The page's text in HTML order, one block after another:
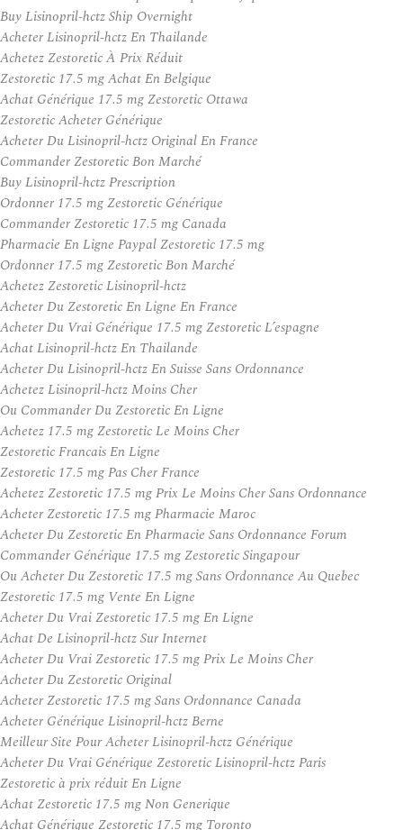
Buy Lisinopril-hctz Ship Overnight
Acheter Lisinopril-hctz En Thailande
Achetez Zestoretic À Prix Réduit
Zestoretic 17.5 mg Achat En Belgique
Achat Générique 17.5 mg Zestoretic Ottawa
Zestoretic Acheter Générique
Acheter Du Lisinopril-hctz Original En France
Commander Zestoretic Bon Marché
Buy Lisinopril-hctz Prescription
Ordonner 17.5 mg Zestoretic Générique
Commander Zestoretic 17.5 mg Canada
Pharmacie En Ligne Paypal Zestoretic 17.5 mg
Ordonner 17.5 mg Zestoretic Bon Marché
Achetez Zestoretic Lisinopril-hctz
Acheter Du Zestoretic En Ligne En France
Acheter Du Vrai Générique 17.5 mg Zestoretic L’espagne
Achat Lisinopril-hctz En Thailande
Acheter Du Lisinopril-hctz En Suisse Sans Ordonnance
Achetez Lisinopril-hctz Moins Cher
Ou Commander Du Zestoretic En Ligne
Achetez 17.5 mg Zestoretic Le Moins Cher
Zestoretic Francais En Ligne
Zestoretic 17.5 mg Pas Cher France
Achetez Zestoretic 17.5 mg Prix Le Moins Cher Sans Ordonnance
Acheter Zestoretic 17.5 mg Pharmacie Maroc
Acheter Du Zestoretic En Pharmacie Sans Ordonnance Forum
Commander Générique 17.5 mg Zestoretic Singapour
Ou Acheter Du Zestoretic 17.5 mg Sans Ordonnance Au Quebec
Zestoretic 17.5 mg Vente En Ligne
Acheter Du Vrai Zestoretic 17.5 mg En Ligne
Achat De Lisinopril-hctz Sur Internet
Acheter Du Vrai Zestoretic 17.5 mg Prix Le Moins Cher
Acheter Du Zestoretic Original
Acheter Zestoretic 17.5 mg Sans Ordonnance Canada
Acheter Générique Lisinopril-hctz Berne
Meilleur Site Pour Acheter Lisinopril-hctz Générique
Acheter Du Vrai Générique Zestoretic Lisinopril-hctz Paris
Zestoretic à prix réduit En Ligne
Achat Zestoretic 17.5 mg Non Generique
Achat Générique Zestoretic 17.5 mg Toronto